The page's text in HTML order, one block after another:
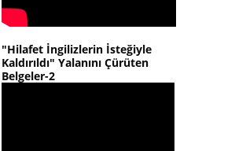
"Hilafet İngilizlerin İsteğiyle
Kaldırıldı" Yalanını Çürüten
Belgeler-2